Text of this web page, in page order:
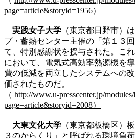
page=article&storyid=1956）
実践女子大学 （東京都日野市）
プ・蓄熱センター主催の「第１３
て、特別感謝状を授与された。こ
において、電気式高効率熱源機を
費の低減を両立したシステムへの
価されたものだ。
（ http://www.u-presscenter.jp/
page=article&storyid=2008）
大東文化大学 （東京都板橋区）
３のからくり」と呼ばれる環境負